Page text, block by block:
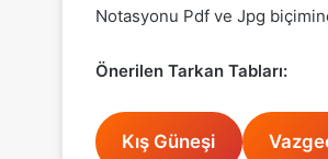
Notasyonu Pdf ve Jpg
Önerilen Tarkan Tabları:
Kış Güneşi